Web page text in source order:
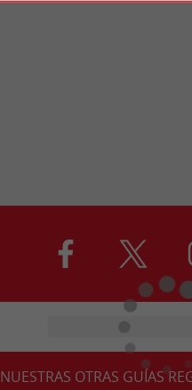
NUESTRAS OTRAS GUÍAS